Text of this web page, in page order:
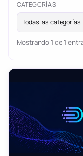
CATEGORÍAS
Todas las categorías
Mostrando 1 de 1